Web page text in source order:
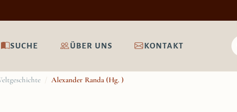
SUCHE ÜBER UNS KONTAKT
/ Alexander Randa (Hg. )